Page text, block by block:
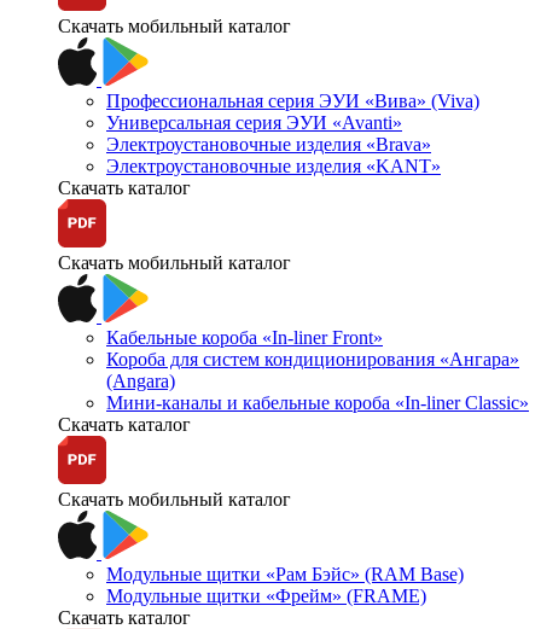
Скачать мобильный каталог
Профессиональная серия ЭУИ «Вива» (Viva)
Универсальная серия ЭУИ «Avanti»
Электроустановочные изделия «Brava»
Электроустановочные изделия «KANT»
Скачать каталог
Скачать мобильный каталог
Кабельные короба «In-liner Front»
Короба для систем кондиционирования «Ангара»
(Angara)
Мини-каналы и кабельные короба «In-liner Classic»
Скачать каталог
Скачать мобильный каталог
Модульные щитки «Рам Бэйс» (RAM Base)
Модульные щитки «Фрейм» (FRAME)
Скачать каталог